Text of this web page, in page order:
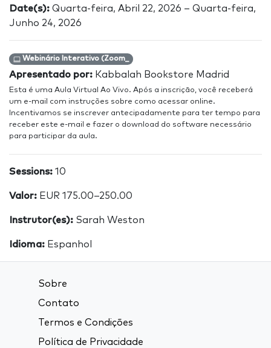
Date(s): Quarta-feira, Abril 22, 2026 – Quarta-feira,
Junho 24, 2026
Webinário Interativo (Zoom_
Apresentado por: Kabbalah Bookstore Madrid
Esta é uma Aula Virtual Ao Vivo. Após a inscrição, você receberá
um e-mail com instruções sobre como acessar online.
Incentivamos se inscrever antecipadamente para ter tempo para
receber este e-mail e fazer o download do software necessário
para participar da aula.
Sessions: 10
Valor: EUR 175.00–250.00
Instrutor(es): Sarah Weston
Idioma: Espanhol
Sobre
Contato
Termos e Condições
Política de Privacidade